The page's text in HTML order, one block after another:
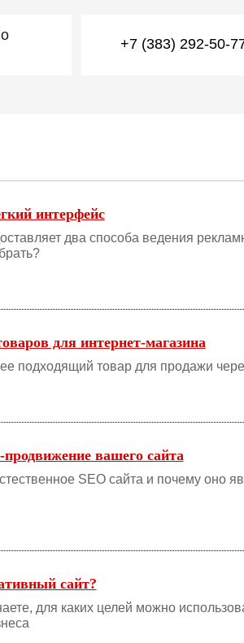
+7 (383) 292-50-
интерфейс
два способа ведения
для интернет-магазина
подходящий товар для продажи
продвижение вашего сайта
SEO сайта и почему оно
сайт?
для каких целей можно